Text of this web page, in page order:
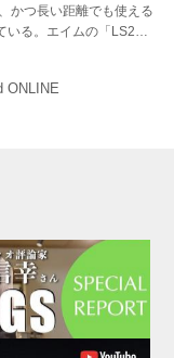
かつ長い距離でも使える
いる。エイムの「LS2」
」は光変換伝
II」は音のよさにも定評が
ONLINE